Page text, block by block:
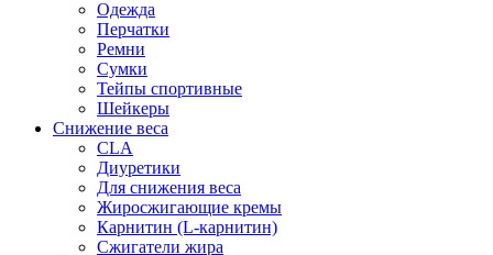
Одежда
Перчатки
Ремни
Сумки
Тейпы спортивные
Шейкеры
Снижение веса
CLA
Диуретики
Для снижения веса
Жиросжигающие кремы
Карнитин (L-карнитин)
Сжигатели жира